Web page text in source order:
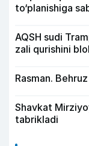
to‘planishiga
AQSH sudi
zali qurishini
Rasman.
Shavkat
tabrikladi